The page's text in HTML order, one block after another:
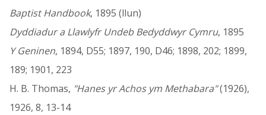
Baptist Handbook, 1895 (llun)
Dyddiadur a Llawlyfr Undeb Bedyddwyr Cymru, 1895
Y Geninen, 1894, D55; 1897, 190, D46; 1898, 202; 1899,
189; 1901, 223
H. B. Thomas, "Hanes yr Achos ym Methabara"(1926),
1926, 8, 13-14